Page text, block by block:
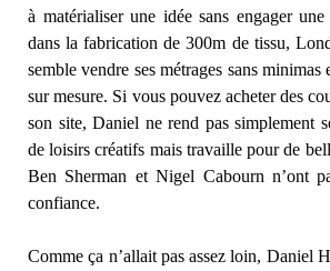
à matérialiser une idée sans engager une
dans la fabrication de 300m de tissu,
semble vendre ses métrages sans
sur mesure. Si vous pouvez acheter des
son site, Daniel ne rend pas simplement
de loisirs créatifs mais travaille pour de
Ben Sherman et Nigel Cabourn n’ont
confiance.
Comme ça n’allait pas assez loin, Daniel